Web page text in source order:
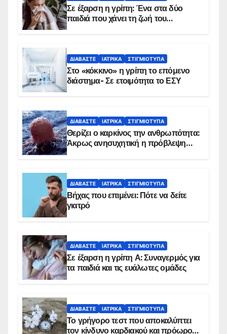
Σε έξαρση η γρίπη: Ένα στα δύο
παιδιά που χάνει τη ζωή του
ΔΙΑΒΆΣΤΕ ΙΑΤΡΙΚΆ ΣΤΙΓΜΙΌΤΥΠΑ
Στο «κόκκινο» η γρίπη το επόμενο
διάστημα- Σε ετοιμότητα το ΕΣΥ
ΔΙΑΒΆΣΤΕ ΙΑΤΡΙΚΆ ΣΤΙΓΜΙΌΤΥΠΑ
Θερίζει ο καρκίνος την ανθρωπότητα:
Άκρως ανησυχητική η πρόβλεψη…
ΔΙΑΒΆΣΤΕ ΙΑΤΡΙΚΆ ΣΤΙΓΜΙΌΤΥΠΑ
Βήχας που επιμένει: Πότε να δείτε
γιατρό
ΔΙΑΒΆΣΤΕ ΙΑΤΡΙΚΆ ΣΤΙΓΜΙΌΤΥΠΑ
Σε έξαρση η γρίπη Α: Συναγερμός για
τα παιδιά και τις ευάλωτες ομάδες
ΔΙΑΒΆΣΤΕ ΙΑΤΡΙΚΆ ΣΤΙΓΜΙΌΤΥΠΑ
Το γρήγορο τεστ που αποκαλύπτει
τον κίνδυνο καρδιακού και πρόωρου